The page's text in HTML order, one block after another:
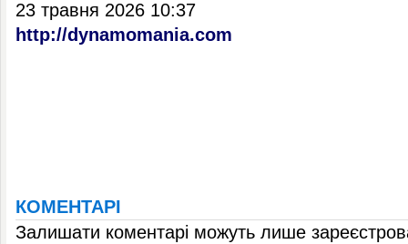
23 травня 2026 10:37
http://dynamomania.com
КОМЕНТАРІ
Залишати коментарі можуть лише